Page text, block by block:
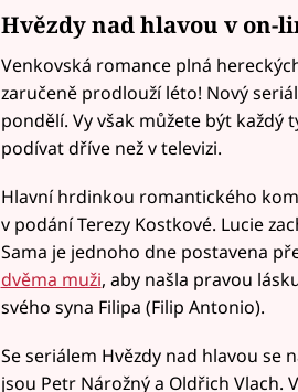
Hvězdy nad hlavou v on-
Venkovská romance plná
zaručeně prodlouží léto! Nový
pondělí. Vy však můžete být
podívat dříve než v televizi.
Hlavní hrdinkou romantického
v podání Terezy Kostkové. Lucie
Sama je jednoho dne postavena
dvěma muži, aby našla pravou
svého syna Filipa (Filip Antonio).
Se seriálem Hvězdy nad hlavou se
jsou Petr Nárožný a Oldřich Vlach.